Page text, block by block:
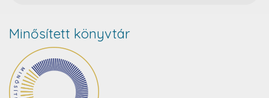
Minősített könyvtár